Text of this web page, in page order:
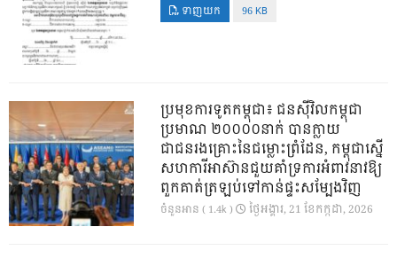
ទាញយក 96 KB
ប្រមុខការទូតកម្ពុជា៖ ជនស៊ីវិលកម្ពុជា
ប្រមាណ ២០០០០នាក់ បានក្លាយ
ជាជនរងគ្រោះនៃជម្លោះព្រំដែន, កម្ពុជាស្នើ
សហការីអាស៊ានជួយគាំទ្រការអំពាវនាវឱ្យ
ពួកគាត់ត្រឡប់ទៅកាន់ផ្ទះសម្បែងវិញ
ចំនួនអាន ( 1.4k ) ថ្ងៃ​អង្គារ, 21 ខែ​កក្កដា, 2026